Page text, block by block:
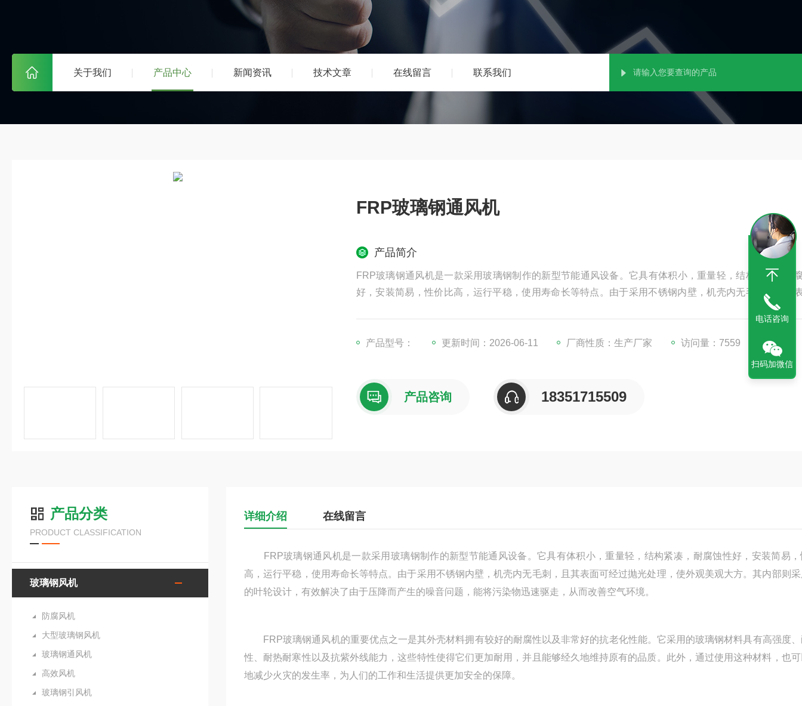
关于我们 产品中心 新闻资讯 技术文章 在线留言 联系我们
FRP玻璃钢通风机
产品简介
FRP玻璃钢通风机是一款采用玻璃钢制作的新型节能通风设备。它具有体积小，重量轻，结构紧凑，耐
好，安装简易，性价比高，运行平稳，使用寿命长等特点。由于采用不锈钢内壁，机壳内无毛刺，且其
经过抛光处理，使外观美观大方。其内部则采用高效的叶轮设计，有效解决了由于压降而产生的噪音问
产品型号：
更新时间：2026-06-11 厂商性质：生产厂家 访问量：7559
产品咨询 18351715509
产品分类
PRODUCT CLASSIFICATION
玻璃钢风机
防腐风机
大型玻璃钢风机
玻璃钢通风机
高效风机
玻璃钢引风机
详细介绍 在线留言
FRP玻璃钢通风机是一款采用玻璃钢制作的新型节能通风设备。它具有体积小，重量轻，结构紧凑，耐腐蚀性好，安装简易，
高，运行平稳，使用寿命长等特点。由于采用不锈钢内壁，机壳内无毛刺，且其表面可经过抛光处理，使外观美观大方。其内部则
的叶轮设计，有效解决了由于压降而产生的噪音问题，能将污染物迅速驱走，从而改善空气环境。
FRP玻璃钢通风机的重要优点之一是其外壳材料拥有较好的耐腐性以及非常好的抗老化性能。它采用的玻璃钢材料具有高强度
性、耐热耐寒性以及抗紫外线能力，这些特性使得它们更加耐用，并且能够经久地维持原有的品质。此外，通过使用这种材料，也
地减少火灾的发生率，为人们的工作和生活提供更加安全的保障。
电话咨询
扫码加微信